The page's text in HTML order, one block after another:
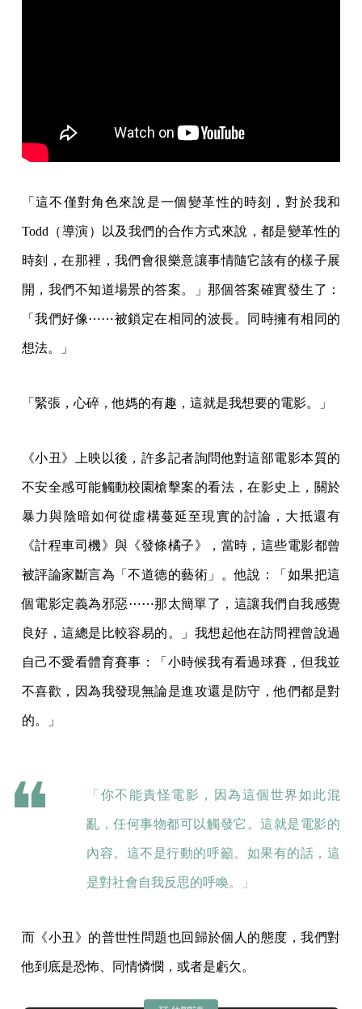
「這不僅對角色來說是一個變革性的時刻，對於我和
Todd（導演）以及我們的合作方式來說，都是變革性的
時刻，在那裡，我們會很樂意讓事情隨它該有的樣子展
開，我們不知道場景的答案。」那個答案確實發生了：
「我們好像⋯⋯被鎖定在相同的波長。同時擁有相同的
想法。」
「緊張，心碎，他媽的有趣，這就是我想要的電影。」
《小丑》上映以後，許多記者詢問他對這部電影本質的
不安全感可能觸動校園槍擊案的看法，在影史上，關於
暴力與陰暗如何從虛構蔓延至現實的討論，大抵還有
《計程車司機》與《發條橘子》，當時，這些電影都曾
被評論家斷言為「不道德的藝術」。他說：「如果把這
個電影定義為邪惡⋯⋯那太簡單了，這讓我們自我感覺
良好，這總是比較容易的。」我想起他在訪問裡曾說過
自己不愛看體育賽事：「小時候我有看過球賽，但我並
不喜歡，因為我發現無論是進攻還是防守，他們都是對
的。」
「你不能責怪電影，因為這個世界如此混
亂，任何事物都可以觸發它。這就是電影的
內容。這不是行動的呼籲。如果有的話，這
是對社會自我反思的呼喚。」
而《小丑》的普世性問題也回歸於個人的態度，我們對
他到底是恐怖、同情憐憫，或者是虧欠。